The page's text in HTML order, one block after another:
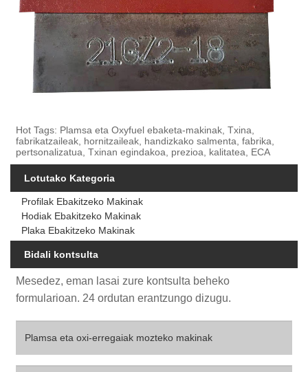
Hot Tags: Plamsa eta Oxyfuel ebaketa-makinak, Txina,
fabrikatzaileak, hornitzaileak, handizkako salmenta, fabrika,
pertsonalizatua, Txinan egindakoa, prezioa, kalitatea, ECA
Lotutako Kategoria
Profilak Ebakitzeko Makinak
Hodiak Ebakitzeko Makinak
Plaka Ebakitzeko Makinak
Bidali kontsulta
Mesedez, eman lasai zure kontsulta beheko
formularioan. 24 ordutan erantzungo dizugu.